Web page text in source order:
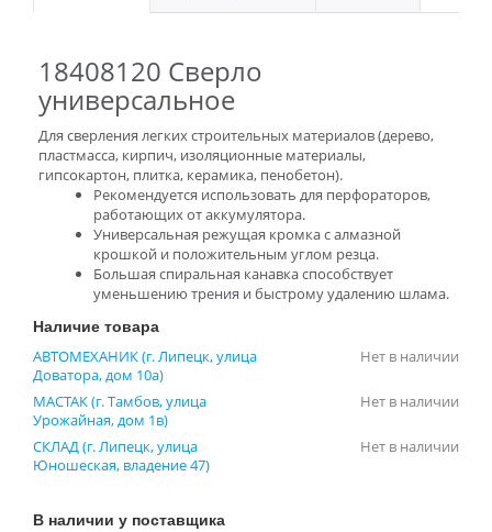
18408120 Сверло
универсальное
Для сверления легких строительных материалов (дерево,
пластмасса, кирпич, изоляционные материалы,
гипсокартон, плитка, керамика, пенобетон).
Рекомендуется использовать для перфораторов,
работающих от аккумулятора.
Универсальная режущая кромка с алмазной
крошкой и положительным углом резца.
Большая спиральная канавка способствует
уменьшению трения и быстрому удалению шлама.
Наличие товара
АВТОМЕХАНИК (г. Липецк, улица
Доватора, дом 10а)
Нет в наличии
МАСТАК (г. Тамбов, улица
Урожайная, дом 1в)
Нет в наличии
СКЛАД (г. Липецк, улица
Юношеская, владение 47)
Нет в наличии
В наличии у поставщика